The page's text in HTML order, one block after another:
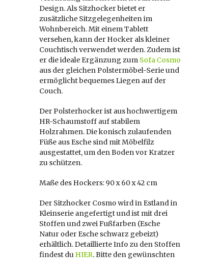
Design. Als Sitzhocker bietet er
zusätzliche Sitzgelegenheiten im
Wohnbereich. Mit einem Tablett
versehen, kann der Hocker als kleiner
Couchtisch verwendet werden. Zudem ist
er die ideale Ergänzung zum Sofa Cosmo
aus der gleichen Polstermöbel-Serie und
ermöglicht bequemes Liegen auf der
Couch.
Der Polsterhocker ist aus hochwertigem
HR-Schaumstoff auf stabilem
Holzrahmen. Die konisch zulaufenden
Füße aus Esche sind mit Möbelfilz
ausgestattet, um den Boden vor Kratzer
zu schützen.
Maße des Hockers: 90 x 60 x 42 cm
Der Sitzhocker Cosmo wird in Estland in
Kleinserie angefertigt und ist mit drei
Stoffen und zwei Fußfarben (Esche
Natur oder Esche schwarz gebeizt)
erhältlich. Detaillierte Info zu den Stoffen
findest du HIER. Bitte den gewünschten